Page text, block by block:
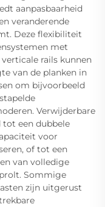
aanpasbaarheid
veranderende
Deze flexibiliteit
met
rails kunnen
van de planken in
om bijvoorbeeld
Verwijderbare
een dubbele
voor
of tot een
van volledige
Sommige
zijn uitgerust